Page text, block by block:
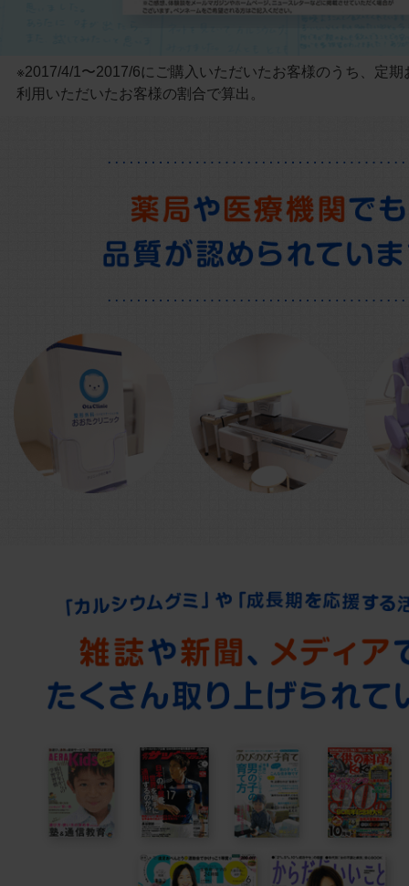
※2017/4/1〜2017/6にご購入いただいたお客様のうち、定期
利用いただいたお客様の割合で算出。